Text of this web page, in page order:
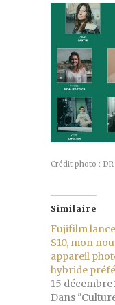
Crédit photo : DR
Similaire
Fujifilm
S10, mon
appareil
hybride
15 décembre
Dans